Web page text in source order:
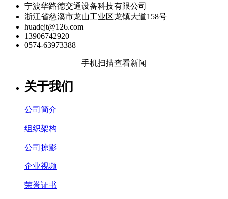
宁波华路德交通设备科技有限公司
浙江省慈溪市龙山工业区龙镇大道158号
huadejt@126.com
13906742920
0574-63973388
手机扫描查看新闻
关于我们
公司简介
组织架构
公司掠影
企业视频
荣誉证书